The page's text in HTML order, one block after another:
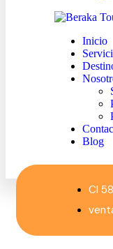
Inicio
Blog
Cl